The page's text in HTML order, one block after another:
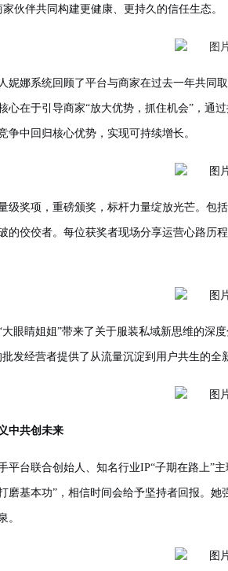
伙伴共同构建更健康、更持久的信任生态。
妮娜系统回顾了平台与商家在过去一年共同
心在于引导商家“放大优势，抓住机会”，通
争中回归核心优势，实现可持续增长。
级奖项，重磅颁奖，标杆力量绽放光芒。包括
的佼佼者。每位获奖者现场分享运营心路历
眼睛姐姐”带来了关于服装私域新思维的深
发经营者提供了从流量沉淀到用户共生的全
中共创未来
平台联合创始人、知名行业IP“子期在路上”
磨基本功”，相信时间会给予坚持者回报。 她
。